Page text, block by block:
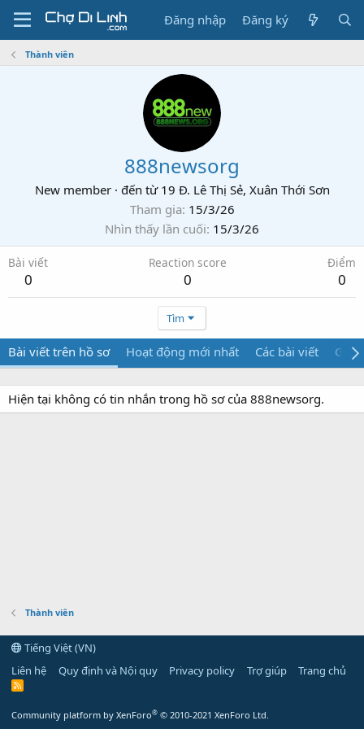
Đăng nhập Đăng ký
Thành viên
888newsorg
New member · đến từ 19 Đ. Lê Thị Sẻ, Xuân Thới Sơn
Tham gia 15/3/26
Nhìn thấy lần cuối 15/3/26
Bài viết
0
Reaction score
0
Điểm
0
Tìm
Bài viết trên hồ sơ Hoạt động mới nhất Các bài viết Giới
Hiện tại không có tin nhắn trong hồ sơ của 888newsorg.
Thành viên
Tiếng Việt (VN)
Liên hệ
Quy định và Nội quy Privacy policy Trợ giúp Trang chủ
R
Community platform by XenForo® © 2010-2021 XenForo Ltd.